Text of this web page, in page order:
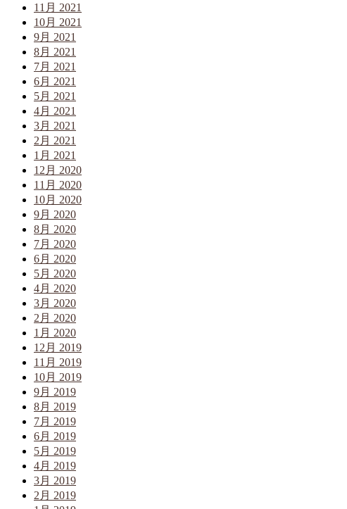
11月 2021
10月 2021
9月 2021
8月 2021
7月 2021
6月 2021
5月 2021
4月 2021
3月 2021
2月 2021
1月 2021
12月 2020
11月 2020
10月 2020
9月 2020
8月 2020
7月 2020
6月 2020
5月 2020
4月 2020
3月 2020
2月 2020
1月 2020
12月 2019
11月 2019
10月 2019
9月 2019
8月 2019
7月 2019
6月 2019
5月 2019
4月 2019
3月 2019
2月 2019